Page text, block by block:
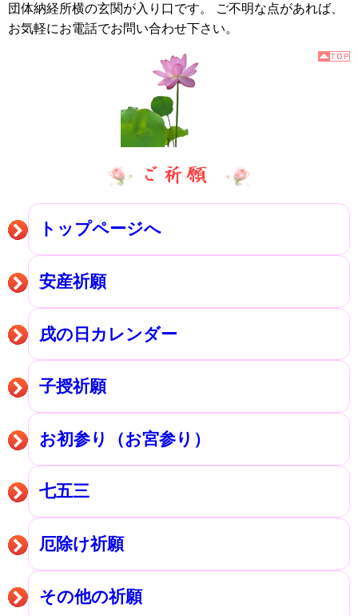
団体納経所横の玄関が入り口です。 ご不明な点があれば、
お気軽にお電話でお問い合わせ下さい。
トップページへ
安産祈願
戌の日カレンダー
子授祈願
お初参り（お宮参り）
七五三
厄除け祈願
その他の祈願